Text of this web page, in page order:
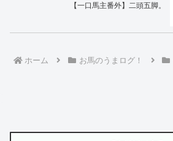
【一口馬主番外】二頭五脚。
ホーム お馬のうまログ！